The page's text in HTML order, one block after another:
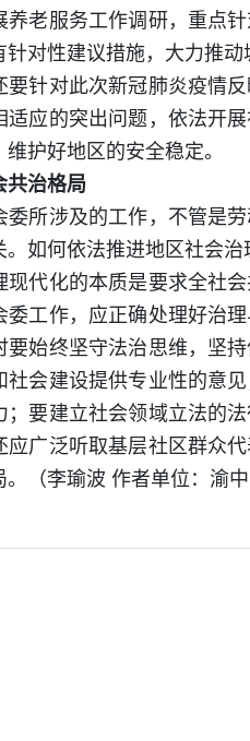
养老服务工作调研，重点
针对性建议措施，大力推
对此次新冠肺炎疫情反
适应的突出问题，依法开
护好地区的安全稳定。
治格局
涉及的工作，不管是劳
。如何依法推进地区社会
化的本质是要求全社会
委工作，应正确处理好治
要始终坚守法治思维，坚
社会建设提供专业性的意
；要建立社会领域立法的
应广泛听取基层社区群众
。（李瑜波 作者单位：渝